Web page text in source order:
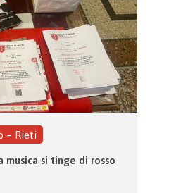
– Rieti
musica si tinge di rosso